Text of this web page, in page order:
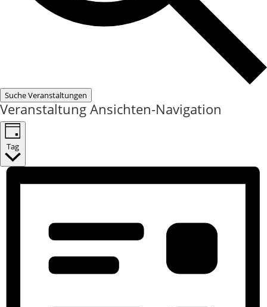
Suche Veranstaltungen
Veranstaltung Ansichten-Navigation
Tag